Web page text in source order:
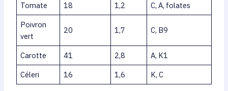
Tomate
18 1,2
C, A, folates
Poivron
vert
20 1,7 C, B9
Carotte 41 2,8
A, K1
Céleri
16 1,6 K, C